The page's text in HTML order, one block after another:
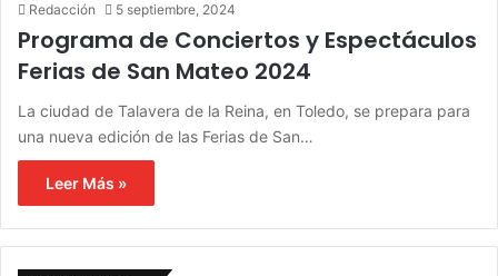
Redacción 5 septiembre, 2024
Programa de Conciertos y Espectáculos
Ferias de San Mateo 2024
La ciudad de Talavera de la Reina, en Toledo, se prepara para
una nueva edición de las Ferias de San…
Leer Más »